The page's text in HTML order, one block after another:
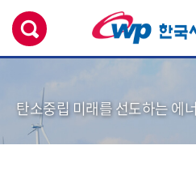
탄소중립 미래를 선도하는 에